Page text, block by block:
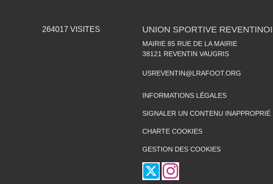
264017 VISITES UNION SPORTIVE
MAIRIE 85 RUE DE LA MAIRIE
38121 REVENTIN VAUGRIS
USREVENTIN@LRAFOOT.ORG
INFORMATIONS LÉGALES
SIGNALER UN CONTENU INAPPROPRIÉ
CHARTE COOKIES
GESTION DES COOKIES